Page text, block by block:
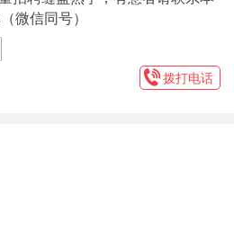
微信同号）
拨打电话